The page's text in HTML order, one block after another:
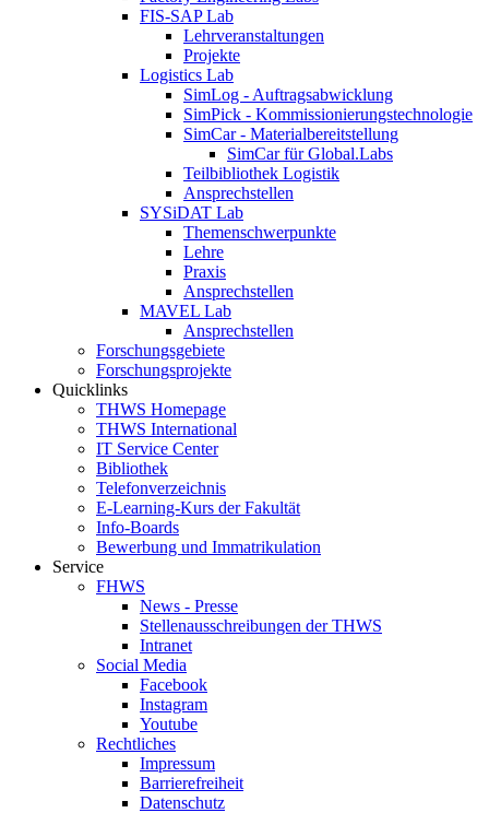
FIS-SAP Lab
Lehrveranstaltungen
Projekte
Logistics Lab
SimLog - Auftragsabwicklung
SimPick - Kommissionierungstechnologie
SimCar - Materialbereitstellung
SimCar für Global.Labs
Teilbibliothek Logistik
Ansprechstellen
SYSiDAT Lab
Themenschwerpunkte
Lehre
Praxis
Ansprechstellen
MAVEL Lab
Ansprechstellen
Forschungsgebiete
Forschungsprojekte
Quicklinks
THWS Homepage
THWS International
IT Service Center
Bibliothek
Telefonverzeichnis
E-Learning-Kurs der Fakultät
Info-Boards
Bewerbung und Immatrikulation
Service
FHWS
News - Presse
Stellenausschreibungen der THWS
Intranet
Social Media
Facebook
Instagram
Youtube
Rechtliches
Impressum
Barrierefreiheit
Datenschutz